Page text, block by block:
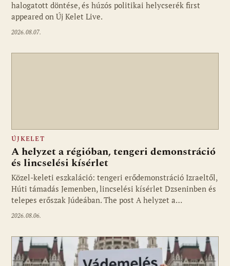
halogatott döntése, és húzós politikai helycserék first
appeared on Új Kelet Live.
2026.08.07.
ÚJKELET
A helyzet a régióban, tengeri demonstráció
és lincselési kísérlet
Közel-keleti eszkaláció: tengeri erődemonstráció Izraeltől,
Húti támadás Jemenben, lincselési kísérlet Dzseninben és
telepes erőszak Júdeában. The post A helyzet a…
2026.08.06.